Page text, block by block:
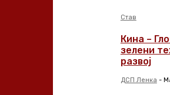
Став
Кина –
зелени
развој
ДСП Ленка -